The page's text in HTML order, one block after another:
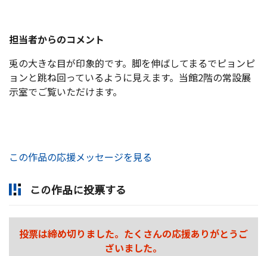
担当者からのコメント
兎の大きな目が印象的です。脚を伸ばしてまるでピョンピ
ョンと跳ね回っているように見えます。当館2階の常設展
示室でご覧いただけます。
この作品の応援メッセージを見る
この作品に投票する
投票は締め切りました。たくさんの応援ありがとうご
ざいました。